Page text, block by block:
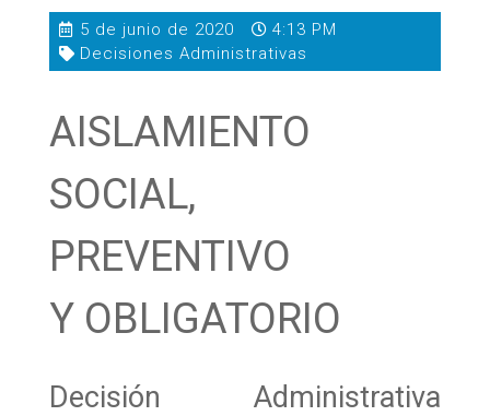
5 de junio de 2020
4:13 PM
Decisiones Administrativas
AISLAMIENTO
SOCIAL,
PREVENTIVO
Y OBLIGATORIO
Decisión Administrativa